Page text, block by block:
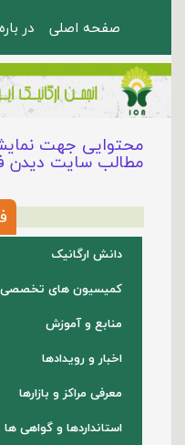
صفحه اصلی در
محتوایی جهت
مطالب سایت دیدن
دانش ارگانیک
کمیسیون های تخصصی
منابع و آموزش
اخبار و رویدادها
معرفی مراکز و بازارها
استانداردها و گواهی ها